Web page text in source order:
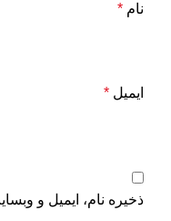
نام *
ایمیل *
ذخیره نام، ایمیل و